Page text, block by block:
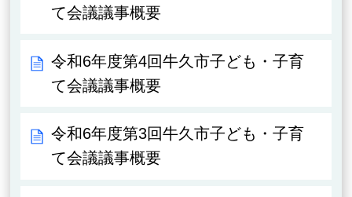
て会議議事概要
令和6年度第4回牛久市子ども・子育
て会議議事概要
令和6年度第3回牛久市子ども・子育
て会議議事概要